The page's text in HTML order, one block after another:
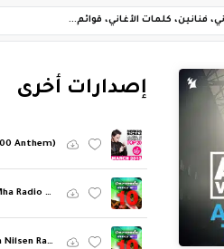
‏إصدارات أخرى
Anthem)
The Expedition (A State Of Trance 600 Anthem) (KhoMha Radio Edit)
The Expedition (A State Of Trance 600 Anthem) (Orjan Nilsen Radio Edit)